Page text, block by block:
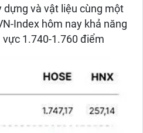
dựng và vật liệu cùng một
Index hôm nay khả năng
1.740-1.760 điểm